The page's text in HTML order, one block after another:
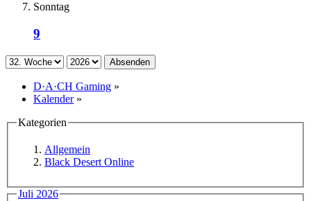
Sonntag
9
Absenden
D·A·CH Gaming »
Kalender »
Kategorien
Allgemein
Black Desert Online
Juli 2026